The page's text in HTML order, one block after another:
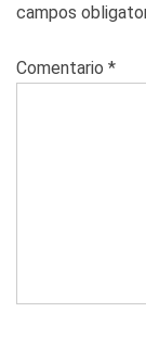
campos
Comentario *